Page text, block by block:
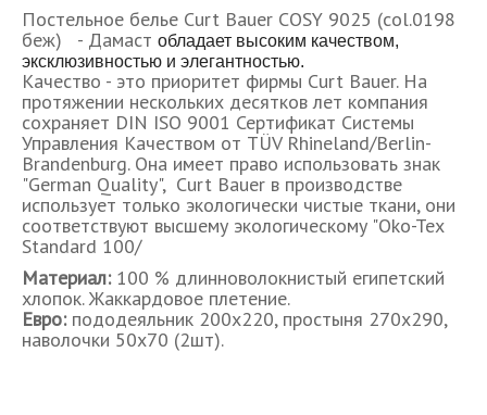
Постельное белье Curt Bauer COSY 9025 (col.0198
беж) - Дамаст обладает высоким качеством,
эксклюзивностью и элегантностью.
Качество - это приоритет фирмы Curt Bauer. На
протяжении нескольких десятков лет компания
сохраняет DIN ISO 9001 Сертификат Системы
Управления Качеством от TÜV Rhineland/Berlin-
Brandenburg. Она имеет право использовать знак
"German Quality", Curt Bauer в производстве
использует только экологически чистые ткани, они
соответствуют высшему экологическому "Oko-Tex
Standard 100/
Материал:100 % длинноволокнистый египетский
хлопок. Жаккардовое плетение.
Евро:пододеяльник 200х220, простыня 270х290,
наволочки 50х70 (2шт).